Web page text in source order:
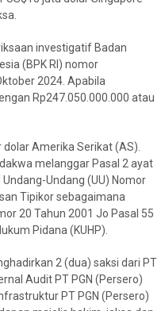
investigatif Badan
(BPK RI) nomor
2024. Apabila
Rp247.050.000.000 atau
dolar Amerika Serikat (AS).
melanggar Pasal 2 ayat
Undang (UU) Nomor
Tipikor sebagaimana
20 Tahun 2001 Jo Pasal 55
Pidana (KUHP).
2 (dua) saksi dari PT
Audit PT PGN (Persero)
PT PGN (Persero)